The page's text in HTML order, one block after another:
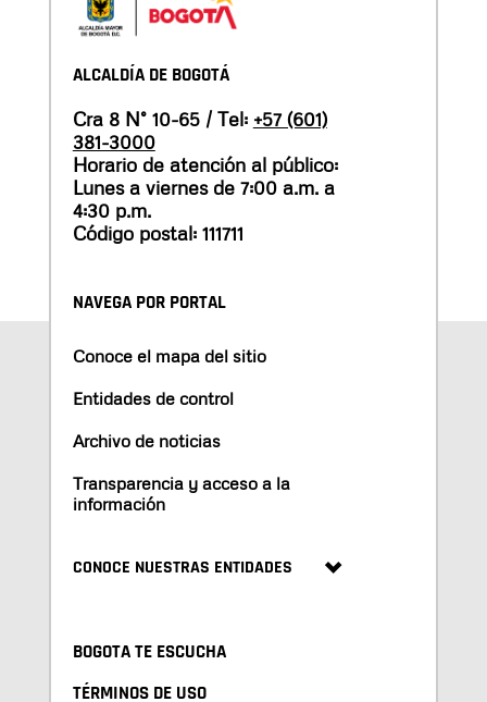
ALCALDÍA DE BOGOTÁ
Cra 8 N° 10-65 / Tel: +57 (601)
381-3000
Horario de atención al público:
Lunes a viernes de 7:00 a.m. a
4:30 p.m.
Código postal: 111711
NAVEGA POR PORTAL
Conoce el mapa del sitio
Entidades de control
Archivo de noticias
Transparencia y acceso a la
información
CONOCE NUESTRAS ENTIDADES
BOGOTA TE ESCUCHA
TÉRMINOS DE USO